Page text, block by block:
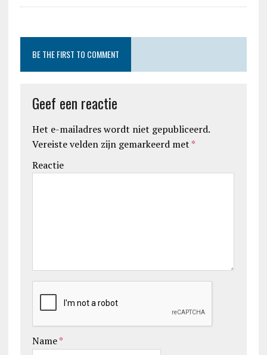
BE THE FIRST TO COMMENT
Geef een reactie
Het e-mailadres wordt niet gepubliceerd.
Vereiste velden zijn gemarkeerd met *
Reactie
Name*